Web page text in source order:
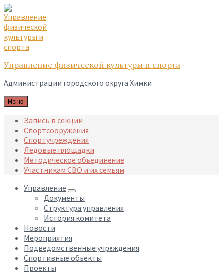
Skip
to
content
Skip
to
main
navigation
Skip
to
footer
Управление физической культуры и спорта
Администрации городского округа Химки
Меню
Запись в секции
Спортсооружения
Спортучреждения
Ледовые площадки
Методическое объединение
Участникам СВО и их семьям
Управление
Документы
Структура управления
История комитета
Новости
Мероприятия
Подведомственные учреждения
Спортивные объекты
Проекты